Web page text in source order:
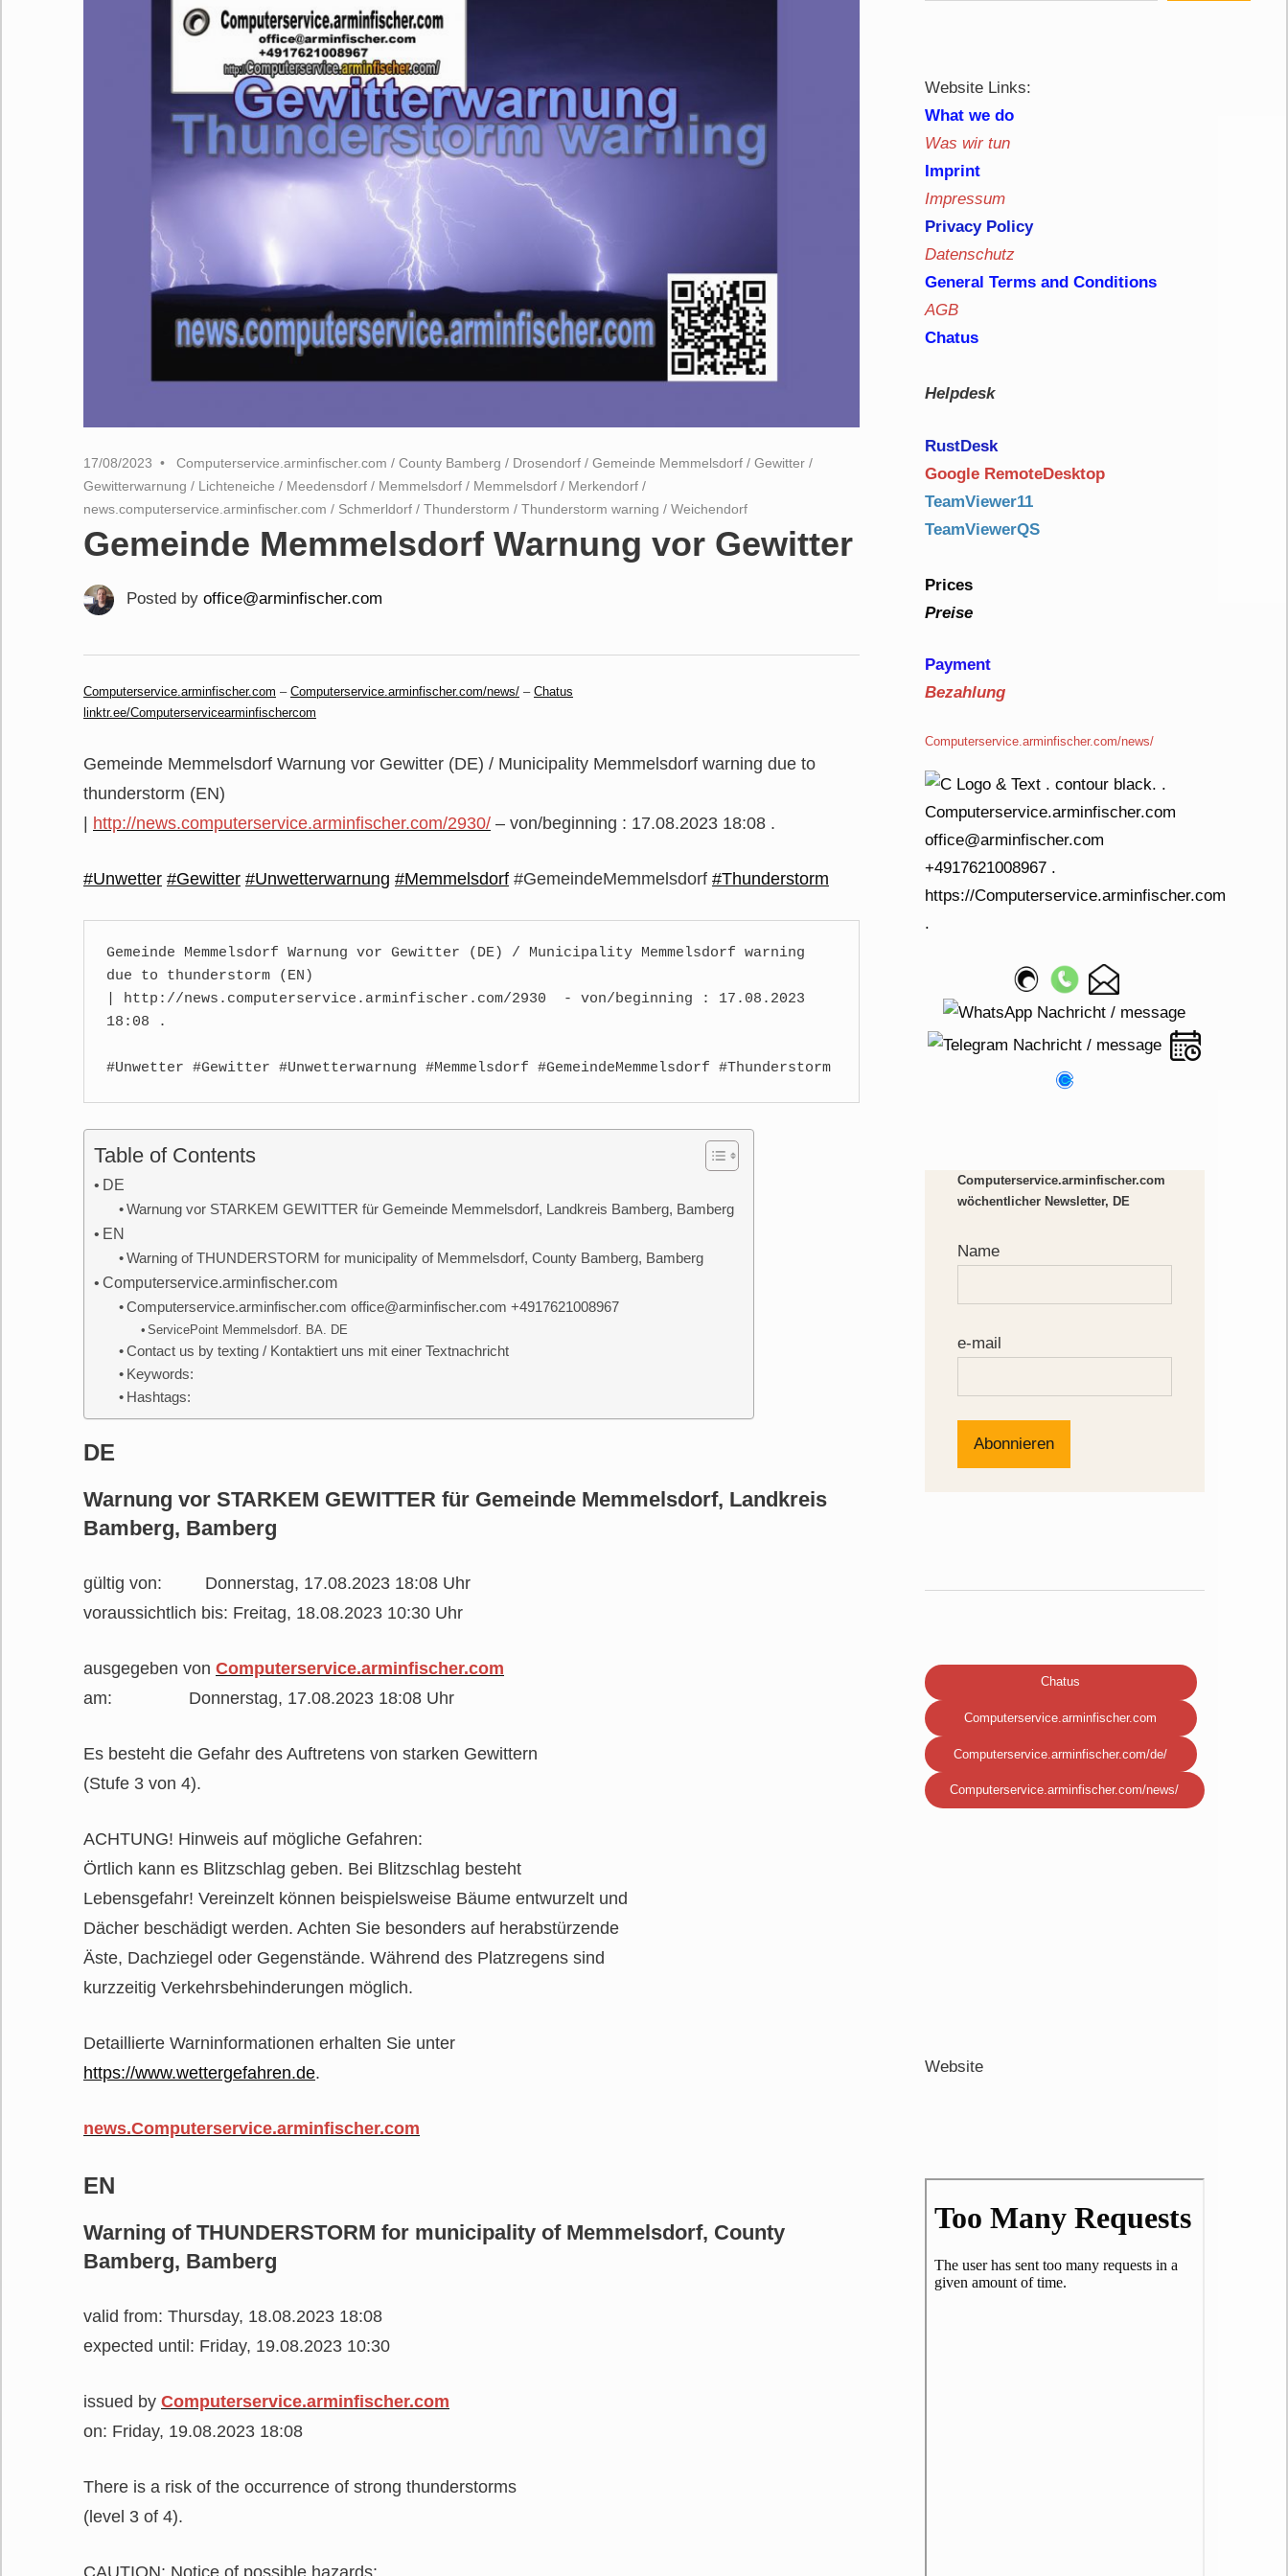
17/08/2023 Computerservice.arminfischer.com / County Bamberg / Drosendorf / Gemeinde Memmelsdorf / Gewitter /
Gewitterwarnung / Lichteneiche / Meedensdorf / Memmelsdorf / Memmelsdorf / Merkendorf /
news.computerservice.arminfischer.com / Schmerldorf / Thunderstorm / Thunderstorm warning / Weichendorf
Gemeinde Memmelsdorf Warnung vor Gewitter
Posted by office@arminfischer.com
Computerservice.arminfischer.com – Computerservice.arminfischer.com/news/ – Chatus
linktr.ee/Computerservicearminfischercom
Gemeinde Memmelsdorf Warnung vor Gewitter (DE) / Municipality Memmelsdorf warning due to
thunderstorm (EN)
| http://news.computerservice.arminfischer.com/2930/ – von/beginning : 17.08.2023 18:08 .
#Unwetter #Gewitter #Unwetterwarnung #Memmelsdorf #GemeindeMemmelsdorf #Thunderstorm
Gemeinde Memmelsdorf Warnung vor Gewitter (DE) / Municipality Memmelsdorf warning
due to thunderstorm (EN)
| http://news.computerservice.arminfischer.com/2930  - von/beginning : 17.08.2023
18:08 .
#Unwetter #Gewitter #Unwetterwarnung #Memmelsdorf #GemeindeMemmelsdorf #Thunderstorm
Table of Contents
DE
Warnung vor STARKEM GEWITTER für Gemeinde Memmelsdorf, Landkreis Bamberg, Bamberg
EN
Warning of THUNDERSTORM for municipality of Memmelsdorf, County Bamberg, Bamberg
Computerservice.arminfischer.com
Computerservice.arminfischer.com office@arminfischer.com +4917621008967
ServicePoint Memmelsdorf. BA. DE
Contact us by texting / Kontaktiert uns mit einer Textnachricht
Keywords:
Hashtags:
DE
Warnung vor STARKEM GEWITTER für Gemeinde Memmelsdorf, Landkreis
Bamberg, Bamberg
gültig von: Donnerstag, 17.08.2023 18:08 Uhr
voraussichtlich bis: Freitag, 18.08.2023 10:30 Uhr
ausgegeben von Computerservice.arminfischer.com
am: Donnerstag, 17.08.2023 18:08 Uhr
Es besteht die Gefahr des Auftretens von starken Gewittern
(Stufe 3 von 4).
ACHTUNG! Hinweis auf mögliche Gefahren:
Örtlich kann es Blitzschlag geben. Bei Blitzschlag besteht
Lebensgefahr! Vereinzelt können beispielsweise Bäume entwurzelt und
Dächer beschädigt werden. Achten Sie besonders auf herabstürzende
Äste, Dachziegel oder Gegenstände. Während des Platzregens sind
kurzzeitig Verkehrsbehinderungen möglich.
Detaillierte Warninformationen erhalten Sie unter
https://www.wettergefahren.de.
news.Computerservice.arminfischer.com
EN
Warning of THUNDERSTORM for municipality of Memmelsdorf, County
Bamberg, Bamberg
valid from: Thursday, 18.08.2023 18:08
expected until: Friday, 19.08.2023 10:30
issued by Computerservice.arminfischer.com
on: Friday, 19.08.2023 18:08
There is a risk of the occurrence of strong thunderstorms
(level 3 of 4).
CAUTION: Notice of possible hazards:
Website Links:
What we do
Was wir tun
Imprint
Impressum
Privacy Policy
Datenschutz
General Terms and Conditions
AGB
Chatus
Helpdesk
RustDesk
Google RemoteDesktop
TeamViewer11
TeamViewerQS
Prices
Preise
Payment
Bezahlung
Computerservice.arminfischer.com/news/
Computerservice.arminfischer.com
wöchentlicher Newsletter, DE
Name
e-mail
Chatus
Computerservice.arminfischer.com
Computerservice.arminfischer.com/de/
Computerservice.arminfischer.com/news/
Website